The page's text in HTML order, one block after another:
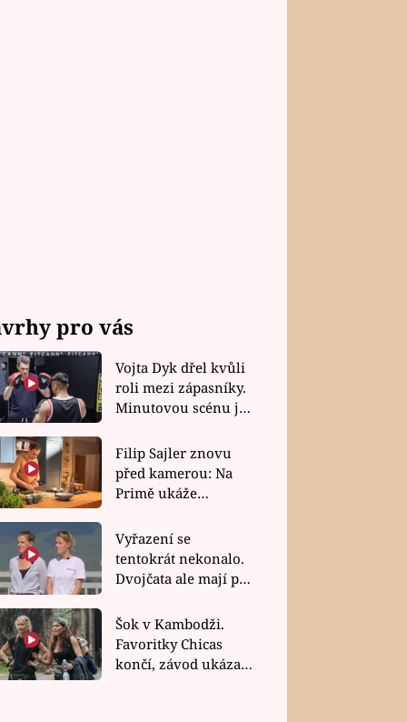
pro vás
Vojta Dyk dřel kvůli
roli mezi zápasníky.
Minutovou scénu jel
Filip Sajler znovu
před kamerou: Na
Primě ukáže
rychlé recepty
Vyřazení se
tentokrát nekonalo.
Dvojčata ale mají po
závodu nůž na krku
Šok v Kambodži.
Favoritky Chicas
končí, závod ukázal